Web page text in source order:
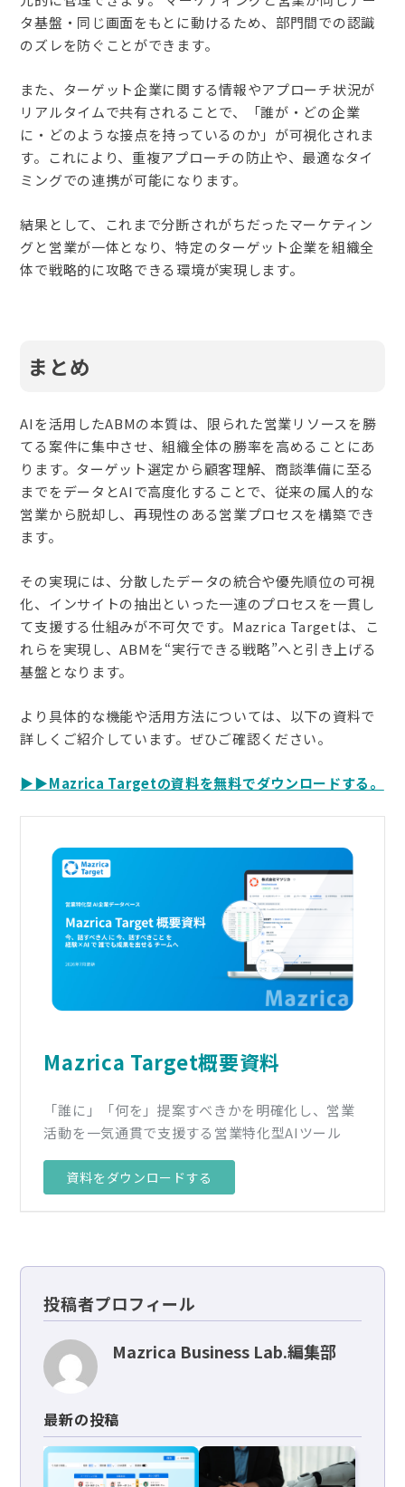
タ基盤・同じ画面をもとに動けるため、部門間での認識
のズレを防ぐことができます。
また、ターゲット企業に関する情報やアプローチ状況が
リアルタイムで共有されることで、「誰が・どの企業
に・どのような接点を持っているのか」が可視化されま
す。これにより、重複アプローチの防止や、最適なタイ
ミングでの連携が可能になります。
結果として、これまで分断されがちだったマーケティン
グと営業が一体となり、特定のターゲット企業を組織全
体で戦略的に攻略できる環境が実現します。
まとめ
AIを活用したABMの本質は、限られた営業リソースを勝
てる案件に集中させ、組織全体の勝率を高めることにあ
ります。ターゲット選定から顧客理解、商談準備に至る
までをデータとAIで高度化することで、従来の属人的な
営業から脱却し、再現性のある営業プロセスを構築でき
ます。
その実現には、分散したデータの統合や優先順位の可視
化、インサイトの抽出といった一連のプロセスを一貫し
て支援する仕組みが不可欠です。Mazrica Targetは、こ
れらを実現し、ABMを“実行できる戦略”へと引き上げる
基盤となります。
より具体的な機能や活用方法については、以下の資料で
詳しくご紹介しています。ぜひご確認ください。
▶︎▶︎Mazrica Targetの資料を無料でダウンロードする。
Mazrica Target概要資料
「誰に」「何を」提案すべきかを明確化し、営業
活動を一気通貫で支援する営業特化型AIツール
資料をダウンロードする
投稿者プロフィール
Mazrica Business Lab.編集部
最新の投稿